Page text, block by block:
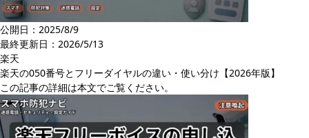
公開日：2025/8/9
最終更新日： 2026/5/13
楽天
楽天の050番号とフリーダイヤルの違い・使い分け【2026年版】
この記事の詳細は本文でご覧ください。